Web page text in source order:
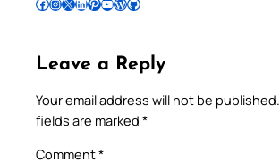
Leave a Reply
Your email address will not be published.
fields are marked *
Comment*